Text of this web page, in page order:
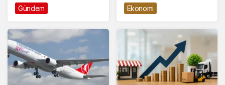
milyon liralık destek
Gündem
belli oldu
Ekonomi